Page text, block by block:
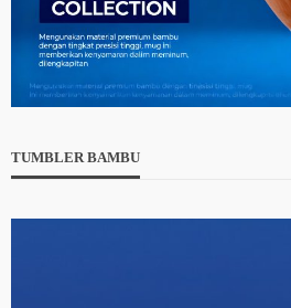
TUMBLER BAMBU